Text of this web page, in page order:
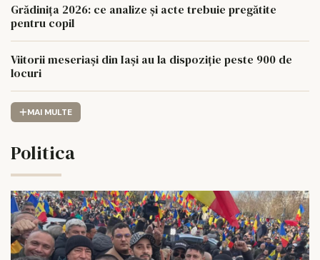
Grădinița 2026: ce analize și acte trebuie pregătite
pentru copil
Viitorii meseriași din Iași au la dispoziție peste 900 de
locuri
MAI MULTE
Politica